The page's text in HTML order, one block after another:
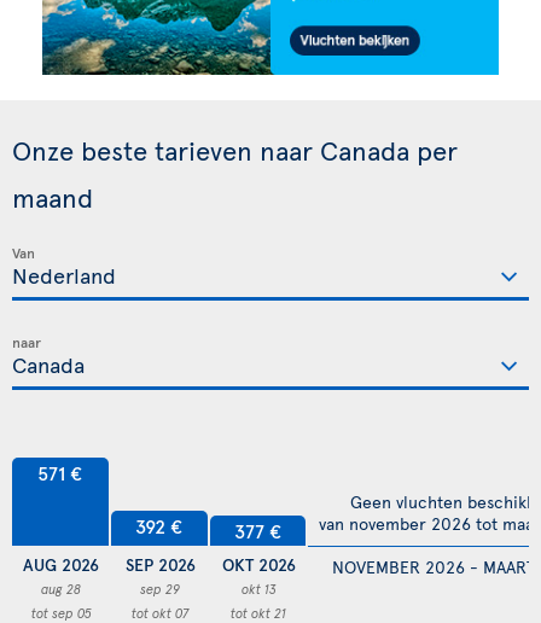
Onze beste tarieven naar Canada per
maand
Van
naar
571 €
AUG 2026
aug 28
tot sep 05
392 €
SEP 2026
sep 29
tot okt 07
377 €
OKT 2026
okt 13
tot okt 21
NOVEMBER 2026 -
Geen vluchten
van november 2026 tot